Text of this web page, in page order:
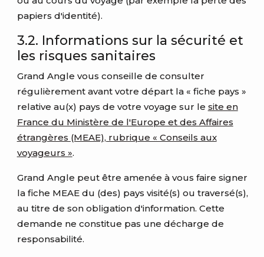
papiers d'identité).
3.2. Informations sur la sécurité et
les risques sanitaires
Grand Angle vous conseille de consulter
régulièrement avant votre départ la « fiche pays »
relative au(x) pays de votre voyage sur le site en
France du Ministère de l'Europe et des Affaires
étrangères (MEAE), rubrique « Conseils aux
voyageurs ».
Grand Angle peut être amenée à vous faire signer
la fiche MEAE du (des) pays visité(s) ou traversé(s),
au titre de son obligation d'information. Cette
demande ne constitue pas une décharge de
responsabilité.